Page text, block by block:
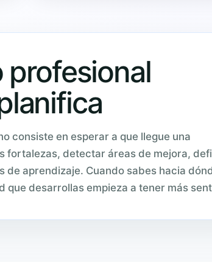
profesional
consiste en esperar a que llegue una
fortalezas, detectar áreas de mejora,
aprendizaje. Cuando sabes hacia
que desarrollas empieza a tener más